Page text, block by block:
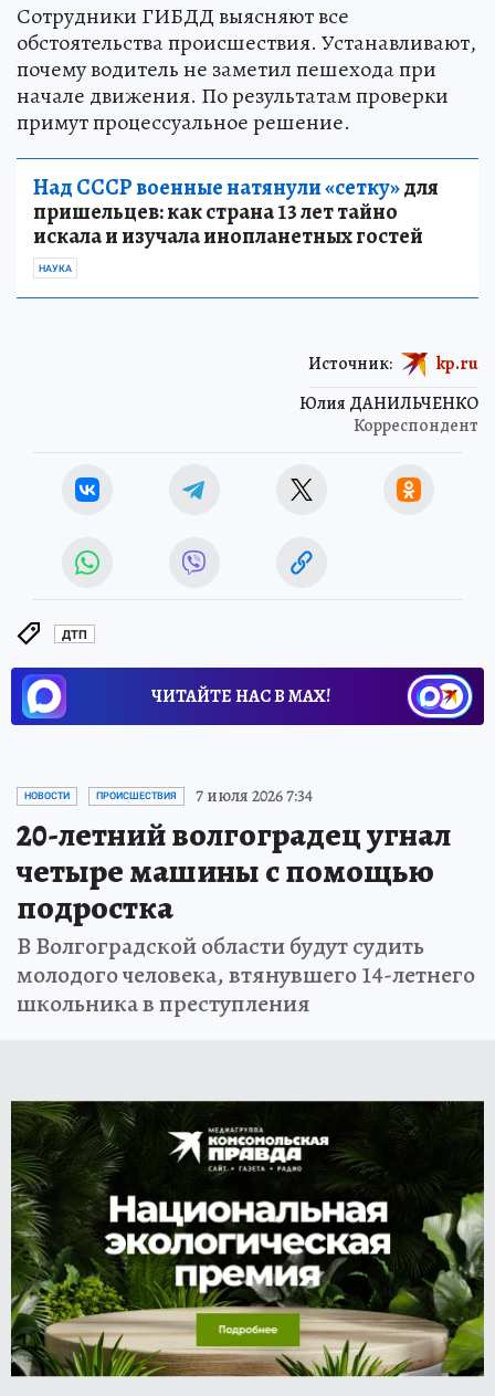
Сотрудники ГИБДД выясняют все
обстоятельства происшествия. Устанавливают,
почему водитель не заметил пешехода при
начале движения. По результатам проверки
примут процессуальное решение.
Над СССР военные натянули «сетку»для
пришельцев: как страна 13 лет тайно
искала и изучала инопланетных гостей
НАУКА
Юлия ДАНИЛЬЧЕНКО
Корреспондент
Источник: kp.ru
ДТП
ЧИТАЙТЕ НАС В МАХ!
НОВОСТИ ПРОИСШЕСТВИЯ 7 июля 2026 7:34
20-летний волгоградец угнал
четыре машины с помощью
подростка
В Волгоградской области будут судить
молодого человека, втянувшего 14-летнего
школьника в преступления